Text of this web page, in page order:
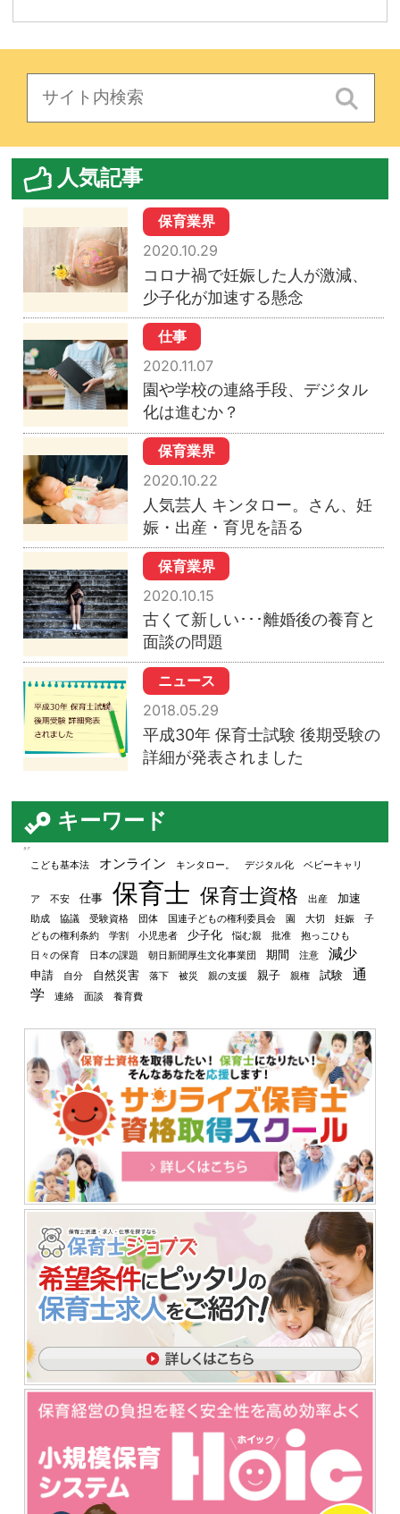
人気記事
保育業界
2020.10.29
コロナ禍で妊娠した人が激減、
少子化が加速する懸念
仕事
2020.11.07
園や学校の連絡手段、デジタル
化は進むか？
保育業界
2020.10.22
人気芸人 キンタロー。さん、妊
娠・出産・育児を語る
保育業界
2020.10.15
古くて新しい･･･離婚後の養育と
面談の問題
ニュース
2018.05.29
平成30年 保育士試験 後期受験の
詳細が発表されました
キーワード
タグ
こども基本法 オンライン キンタロー。 デジタル化 ベビーキャリ
ア 不安 仕事 保育士 保育士資格 出産 加速
助成 協議 受験資格 団体 国連子どもの権利委員会 園 大切 妊娠
子
どもの権利条約
学割 小児患者 少子化 悩む親 批准
抱っこひも
日々の保育
日本の課題 朝日新聞厚生文化事業団 期間 注意 減少
申請 自分 自然災害 落下 被災 親の支援 親子 親権 試験
通
学
連絡 面談 養育費